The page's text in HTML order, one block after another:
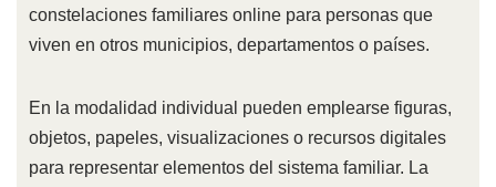
constelaciones familiares online para personas que
viven en otros municipios, departamentos o países.
En la modalidad individual pueden emplearse figuras,
objetos, papeles, visualizaciones o recursos digitales
para representar elementos del sistema familiar. La